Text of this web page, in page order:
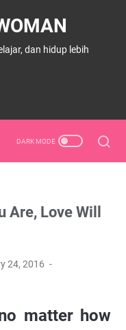
dan hidup lebih
Love Will
24, 2016
matter how